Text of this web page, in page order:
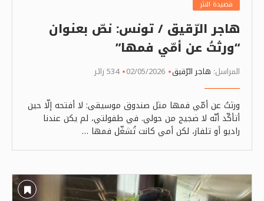
قصيدة النثر
هاجر الرّقيق / تونس: نصّ بعنوان
“ورثتُ عن أمّي فمها”
المراسل: هاجر الرّقيق 02/05/2026 534 زائر
ورثتُ عن أمّي فمها مثل صندوق موسيقى: لا أفتحه إلّا حين
أتأكّد أنّه لا ضجيج من حولي. في طفولتي، لم يكن عندنا
راديو أو تلفاز، لكن أمي كانت تُشغّل فمها …